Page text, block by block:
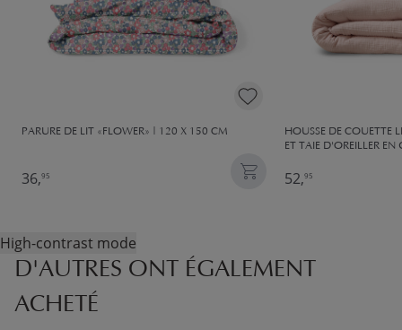
PARURE DE LIT «FLOWER» | 120 X 150 CM
36,95
HOUSSE DE COUETTE
ET TAIE D'OREILLER
52,95
High-contrast mode
D'AUTRES ONT ÉGALEMENT
ACHETÉ